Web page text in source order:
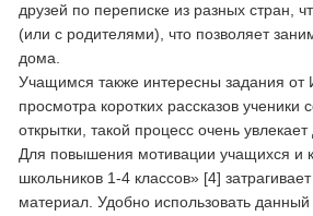
друзей по переписке из разных стран,
(или с родителями), что позволяет
дома.
Учащимся также интересны задания от
просмотра коротких рассказов
открытки, такой процесс очень увлекает
Для повышения мотивации учащихся и
школьников 1-4 классов» [4]
материал. Удобно использовать